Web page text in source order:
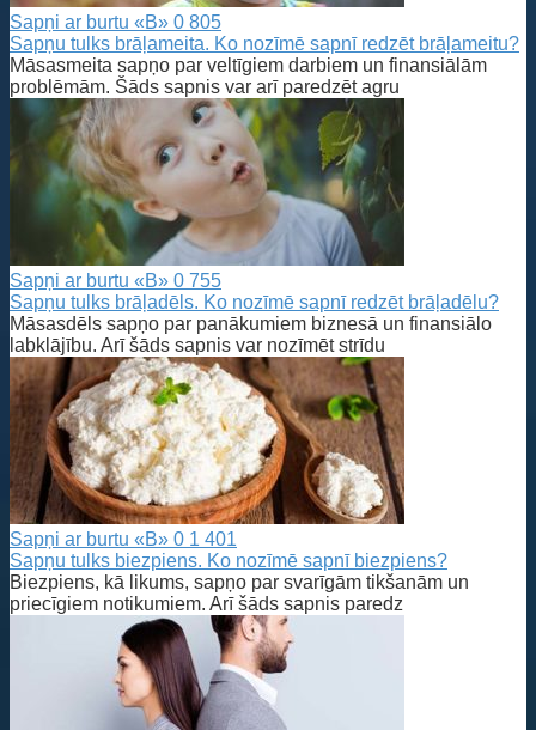
Sapņi ar burtu «B» 0 805
Sapņu tulks brāļameita. Ko nozīmē sapnī redzēt brāļameitu?
Māsasmeita sapņo par veltīgiem darbiem un finansiālām
problēmām. Šāds sapnis var arī paredzēt agru
Sapņi ar burtu «B» 0 755
Sapņu tulks brāļadēls. Ko nozīmē sapnī redzēt brāļadēlu?
Māsasdēls sapņo par panākumiem biznesā un finansiālo
labklājību. Arī šāds sapnis var nozīmēt strīdu
Sapņi ar burtu «B» 0 1 401
Sapņu tulks biezpiens. Ko nozīmē sapnī biezpiens?
Biezpiens, kā likums, sapņo par svarīgām tikšanām un
priecīgiem notikumiem. Arī šāds sapnis paredz